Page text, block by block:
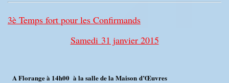
3è Temps fort pour les Confirmands
Samedi 31 janvier 2015
A Florange à 14h00 à la salle de la Maison d’Œuvres